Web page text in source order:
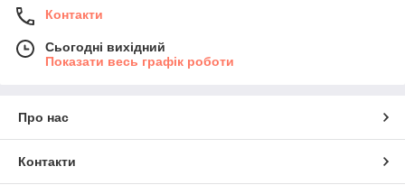
Контакти
Сьогодні вихідний
Показати весь графік роботи
Про нас
Контакти